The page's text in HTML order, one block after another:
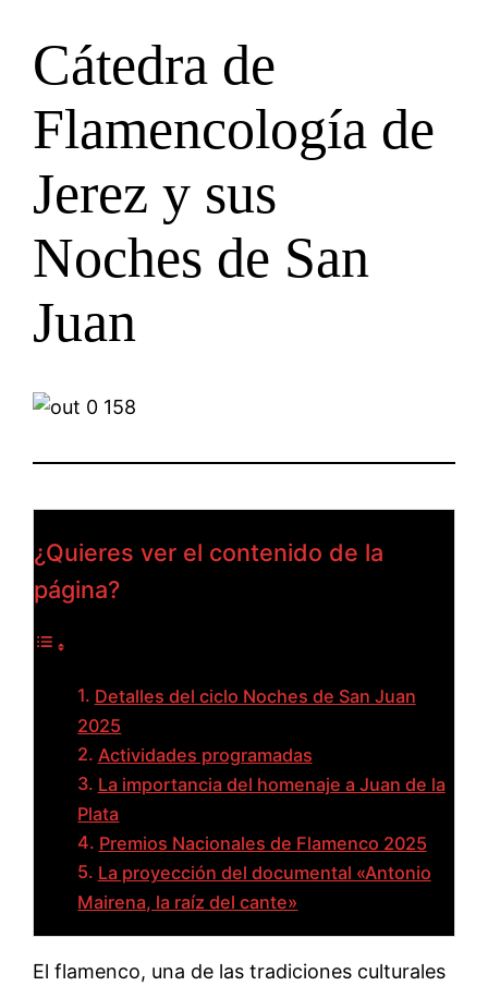
Cátedra de
Flamencología de
Jerez y sus
Noches de San
Juan
¿Quieres ver el contenido de la
página?
Detalles del ciclo Noches de San Juan
2025
Actividades programadas
La importancia del homenaje a Juan de la
Plata
Premios Nacionales de Flamenco 2025
La proyección del documental «Antonio
Mairena, la raíz del cante»
El flamenco, una de las tradiciones culturales